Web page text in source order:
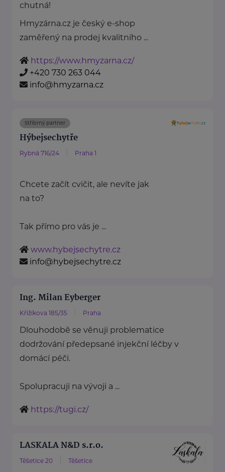
chutná!
Hmyzárna.cz je český e-shop
zaměřený na prodej kvalitního ...
https://www.hmyzarna.cz/
+420 730 263 044
info@hmyzarna.cz
Stříbrný partner
Hýbejsechytře
Rybná 716/24 Praha 1
Chcete začít cvičit, ale nevíte jak
na to?
Tak přímo pro vás je ...
www.hybejsechytre.cz
info@hybejsechytre.cz
Ing. Milan Eyberger
Křižíkova 185/35 Praha
Dlouhodobě se věnuji problematice
dodržování předepsané injekční léčby v
domácí péči.
Spolupracuji na vývoji a ...
https://tugi.cz/
LASKALA N&D s.r.o.
Těšetice 20 Těšetice